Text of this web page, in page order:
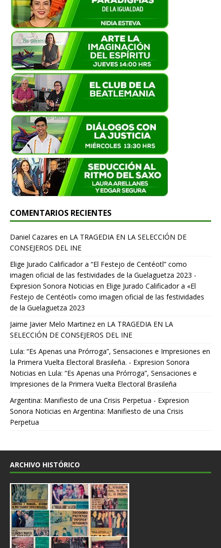
COMENTARIOS RECIENTES
Daniel Cazares en LA TRAGEDIA EN LA SELECCIÓN DE
CONSEJEROS DEL INE
Elige Jurado Calificador a “El Festejo de Centéotl” como
imagen oficial de las festividades de la Guelaguetza 2023 -
Expresion Sonora Noticias en Elige Jurado Calificador a «El
Festejo de Centéotl» como imagen oficial de las festividades
de la Guelaguetza 2023
Jaime Javier Melo Martinez en LA TRAGEDIA EN LA
SELECCIÓN DE CONSEJEROS DEL INE
Lula: “Es Apenas una Prórroga”, Sensaciones e Impresiones en
la Primera Vuelta Electoral Brasileña. - Expresion Sonora
Noticias en Lula: “Es Apenas una Prórroga”, Sensaciones e
Impresiones de la Primera Vuelta Electoral Brasileña
Argentina: Manifiesto de una Crisis Perpetua - Expresion
Sonora Noticias en Argentina: Manifiesto de una Crisis
Perpetua
ARCHIVO HISTÓRICO